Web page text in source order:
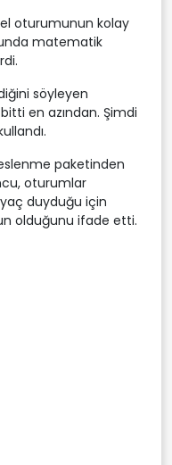
oturumunun kolay
matematik
söyleyen
en azından. Şimdi
paketinden
oturumlar
duyduğu için
olduğunu ifade etti.